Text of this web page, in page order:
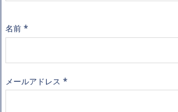
名前 *
メールアドレス *